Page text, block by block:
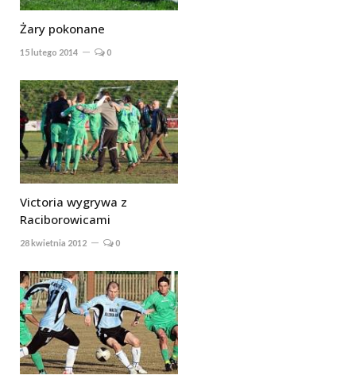
Żary pokonane
15 lutego 2014 0
Victoria wygrywa z
Raciborowicami
28 kwietnia 2012 0